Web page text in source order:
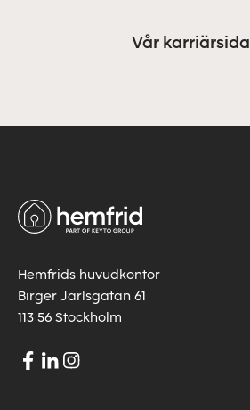
Vår karriärsida
Hemfrids huvudkontor
Birger Jarlsgatan 61
113 56 Stockholm